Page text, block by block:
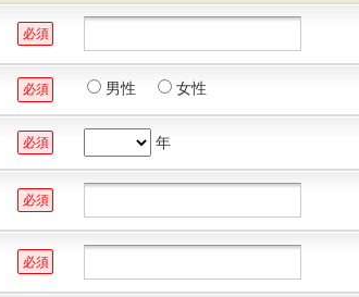
必須
必須 男性 女性
必須 年
必須
必須